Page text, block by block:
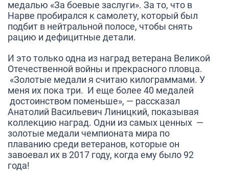
медалью «За боевые заслуги». За то, что в
Нарве пробирался к самолету, который был
подбит в нейтральной полосе, чтобы снять
рацию и дефицитные детали.
И это только одна из наград ветерана Великой
Отечественной войны и прекрасного пловца.
«Золотые медали я считаю килограммами. У
меня их пока три. И еще более 40 медалей
достоинством поменьше», — рассказал
Анатолий Васильевич Линицкий, показывая
коллекцию наград. Одни из самых ценных —
золотые медали чемпионата мира по
плаванию среди ветеранов, которые он
завоевал их в 2017 году, когда ему было 92
года!